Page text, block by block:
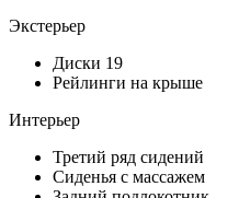
Экстерьер
Диски 19
Рейлинги на крыше
Интерьер
Третий ряд сидений
Сиденья с массажем